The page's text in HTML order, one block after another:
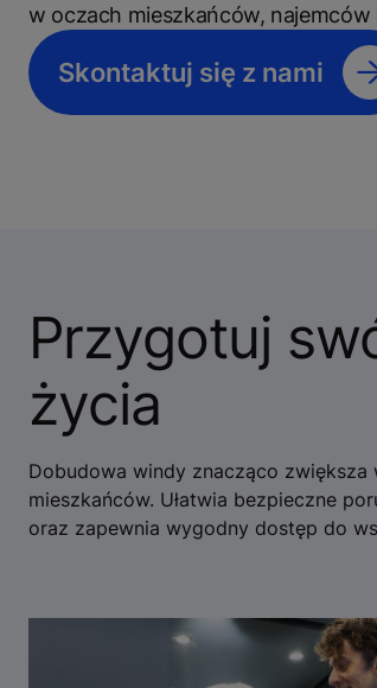
w oczach mieszkańców, najemców
Skontaktuj się z nami
Przygotuj
życia
Dobudowa windy znacząco
mieszkańców. Ułatwia bezpieczne
oraz zapewnia wygodny dostęp do